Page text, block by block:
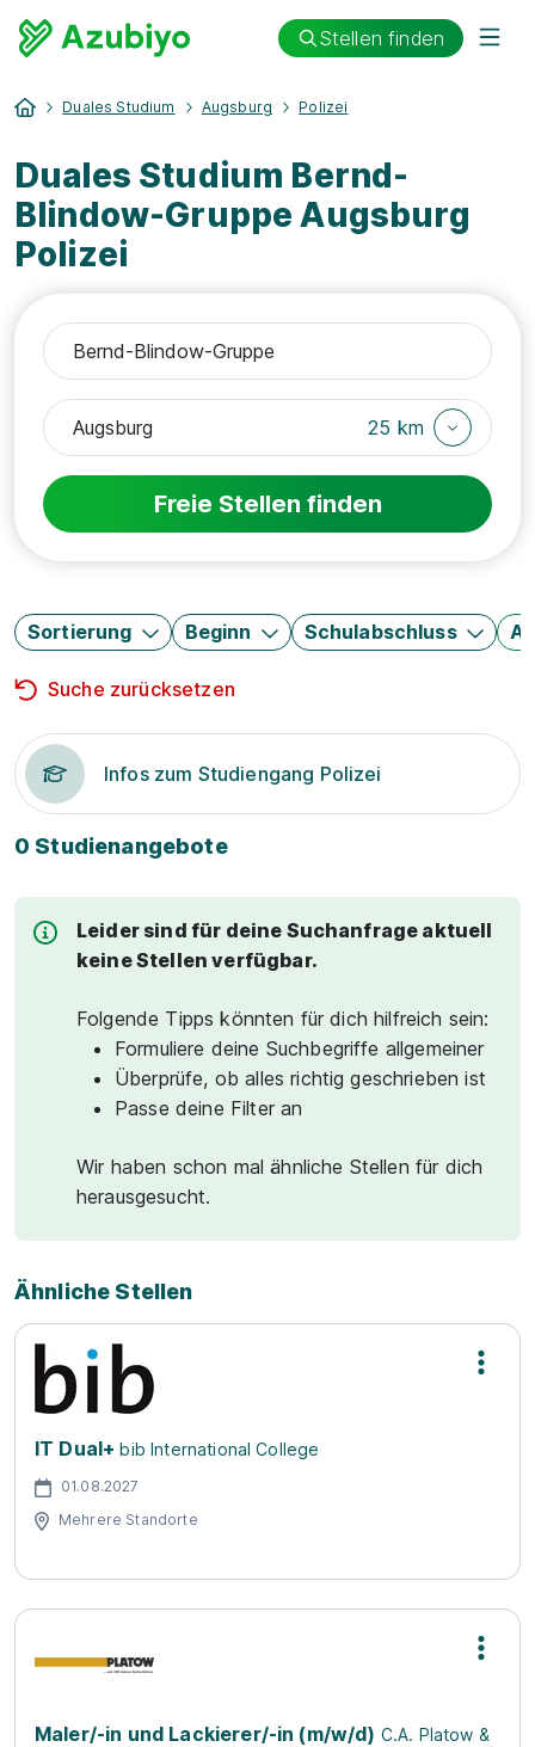
Stellen finden
Duales Studium Augsburg Polizei
Duales Studium Bernd-
Blindow-Gruppe Augsburg
Polizei
25 km
Freie Stellen finden
Sortierung Beginn Schulabschluss
Suche zurücksetzen
Infos zum Studiengang Polizei
0 Studienangebote
Leider sind für deine Suchanfrage aktuell
keine Stellen verfügbar.
Folgende Tipps könnten für dich hilfreich sein:
Formuliere deine Suchbegriffe allgemeiner
Überprüfe, ob alles richtig geschrieben ist
Passe deine Filter an
Wir haben schon mal ähnliche Stellen für dich
herausgesucht.
Ähnliche Stellen
IT Dual+ bib International College
01.08.2027
Mehrere Standorte
Maler/-in und Lackierer/-in (m/w/d) C.A. Platow &